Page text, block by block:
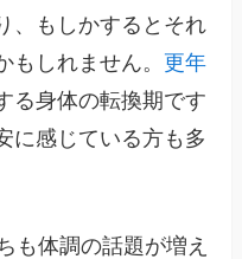
、もしかするとそれ
もしれません。 更年
る身体の転換期です
に感じている方も多
も体調の話題が増え